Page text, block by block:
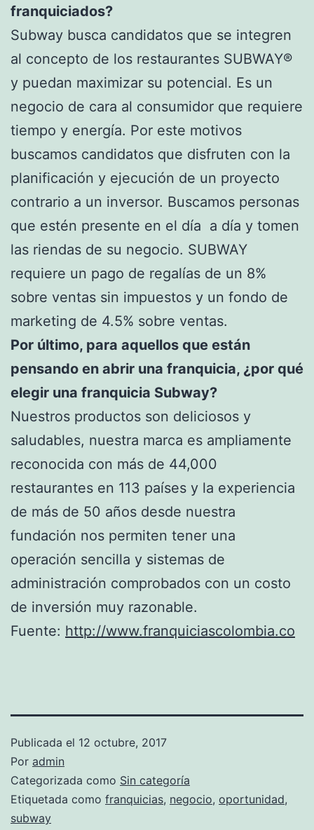
franquiciados?
Subway busca candidatos que se integren
al concepto de los restaurantes SUBWAY®
y puedan maximizar su potencial. Es un
negocio de cara al consumidor que requiere
tiempo y energía. Por este motivos
buscamos candidatos que disfruten con la
planificación y ejecución de un proyecto
contrario a un inversor. Buscamos personas
que estén presente en el día a día y tomen
las riendas de su negocio. SUBWAY
requiere un pago de regalías de un 8%
sobre ventas sin impuestos y un fondo de
marketing de 4.5% sobre ventas.
Por último, para aquellos que están
pensando en abrir una franquicia, ¿por qué
elegir una franquicia Subway?
Nuestros productos son deliciosos y
saludables, nuestra marca es ampliamente
reconocida con más de 44,000
restaurantes en 113 países y la experiencia
de más de 50 años desde nuestra
fundación nos permiten tener una
operación sencilla y sistemas de
administración comprobados con un costo
de inversión muy razonable.
Fuente: http://www.franquiciascolombia.co
Publicada el 12 octubre, 2017
Por admin
Categorizada como Sin categoría
Etiquetada como franquicias, negocio, oportunidad,
subway